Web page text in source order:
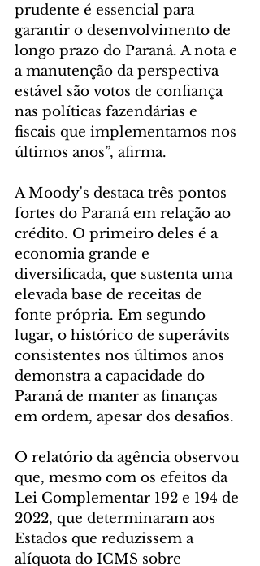
prudente é essencial para
garantir o desenvolvimento de
longo prazo do Paraná. A nota e
a manutenção da perspectiva
estável são votos de confiança
nas políticas fazendárias e
fiscais que implementamos nos
últimos anos”, afirma.
A Moody's destaca três pontos
fortes do Paraná em relação ao
crédito. O primeiro deles é a
economia grande e
diversificada, que sustenta uma
elevada base de receitas de
fonte própria. Em segundo
lugar, o histórico de superávits
consistentes nos últimos anos
demonstra a capacidade do
Paraná de manter as finanças
em ordem, apesar dos desafios.
O relatório da agência observou
que, mesmo com os efeitos da
Lei Complementar 192 e 194 de
2022, que determinaram aos
Estados que reduzissem a
alíquota do ICMS sobre